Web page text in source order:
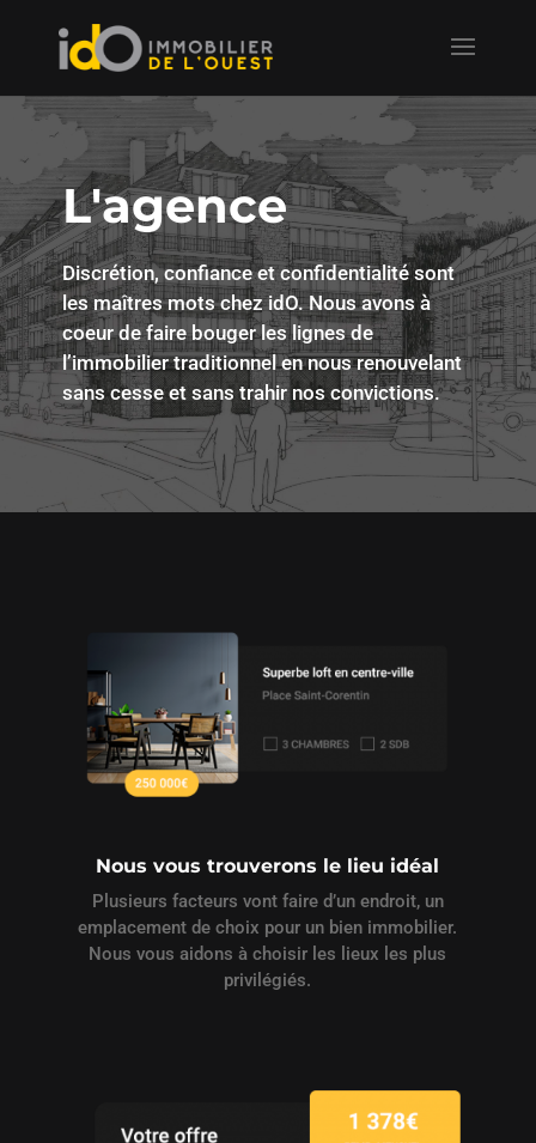
L'agence
Discrétion, confiance et confidentialité sont
les maîtres mots chez idO. Nous avons à
coeur de faire bouger les lignes de
l’immobilier traditionnel en nous renouvelant
sans cesse et sans trahir nos convictions.
Nous vous trouverons le lieu idéal
Plusieurs facteurs vont faire d’un endroit, un
emplacement de choix pour un bien immobilier.
Nous vous aidons à choisir les lieux les plus
privilégiés.